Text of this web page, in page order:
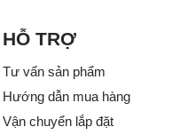
HỖ TRỢ
Tư vấn sản phẩm
Hướng dẫn mua hàng
Vận chuyển lắp đặt